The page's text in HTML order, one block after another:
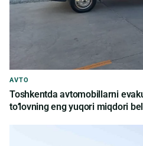
AVTO
Toshkentda avtomobillarni
toʻlovning eng yuqori miqdori